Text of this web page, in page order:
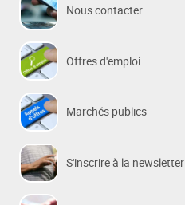
Nous contacter
Offres d'emploi
Marchés publics
S'inscrire à la newsletter